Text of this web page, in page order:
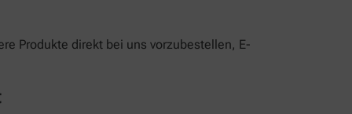
Produkte direkt bei uns vorzubestellen, E-